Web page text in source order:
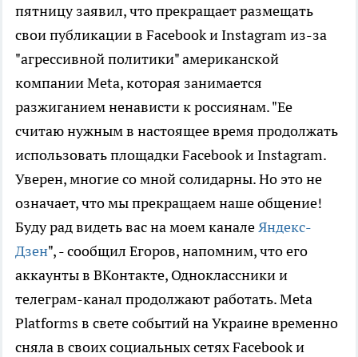
пятницу заявил, что прекращает размещать
свои публикации в Facebook и Instagram из-за
"агрессивной политики" американской
компании Meta, которая занимается
разжиганием ненависти к россиянам. "Ее
считаю нужным в настоящее время продолжать
использовать площадки Facebook и Instagram.
Уверен, многие со мной солидарны. Но это не
означает, что мы прекращаем наше общение!
Буду рад видеть вас на моем каналеЯндекс-
Дзен", - сообщил Егоров, напомним, что его
аккаунты в ВКонтакте, Одноклассники и
телеграм-канал продолжают работать. Meta
Platforms в свете событий на Украине временно
сняла в своих социальных сетях Facebook и